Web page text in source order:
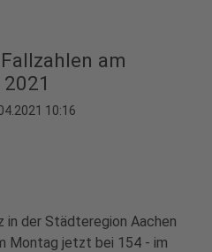
am
10:16
in der Städteregion Aachen
Montag jetzt bei 154 - im